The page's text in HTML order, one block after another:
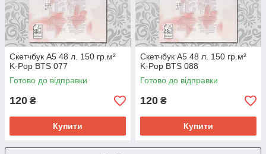
Скетчбук А5 48 л. 150 гр.м²
K-Pop BTS 077
Готово до відправки
120 ₴
Купити
Скетчбук А5 48 л. 150 гр.м²
K-Pop BTS 088
Готово до відправки
120 ₴
Купити